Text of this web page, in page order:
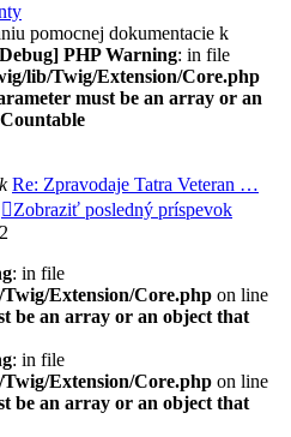
pomocnej dokumentacie k
PHP Warning: in file
lib/Twig/Extension/Core.php
must be an array or an
Re: Zpravodaje Tatra Veteran …
Zobraziť posledný príspevok
: in file
Extension/Core.php on line
be an array or an object that
: in file
Extension/Core.php on line
be an array or an object that